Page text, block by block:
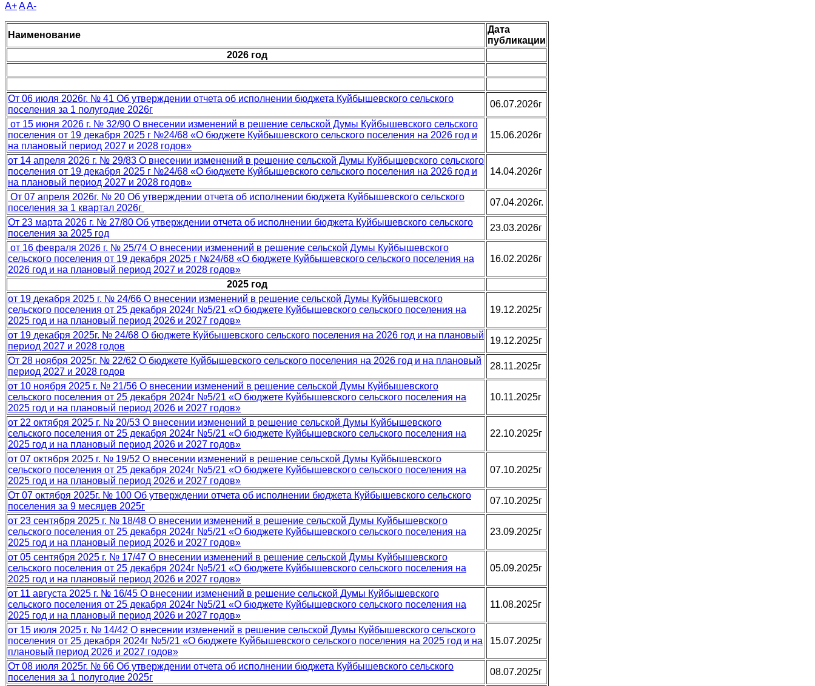
A+AA-
Наименование
Дата
публикации
2026 год
От 06 июля 2026г. № 41 Об утверждении отчета об исполнении бюджета Куйбышевского сельского
поселения за 1 полугодие 2026г
06.07.2026г
от 15 июня 2026 г. № 32/90 О внесении изменений в решение сельской Думы Куйбышевского сельского
поселения от 19 декабря 2025 г №24/68 «О бюджете Куйбышевского сельского поселения на 2026 год и
на плановый период 2027 и 2028 годов»
15.06.2026г
от 14 апреля 2026 г. № 29/83 О внесении изменений в решение сельской Думы Куйбышевского сельского
поселения от 19 декабря 2025 г №24/68 «О бюджете Куйбышевского сельского поселения на 2026 год и
на плановый период 2027 и 2028 годов»
14.04.2026г
От 07 апреля 2026г. № 20 Об утверждении отчета об исполнении бюджета Куйбышевского сельского
поселения за 1 квартал 2026г
07.04.2026г.
От 23 марта 2026 г. № 27/80 Об утверждении отчета об исполнении бюджета Куйбышевского сельского
поселения за 2025 год
23.03.2026г
от 16 февраля 2026 г. № 25/74 О внесении изменений в решение сельской Думы Куйбышевского
сельского поселения от 19 декабря 2025 г №24/68 «О бюджете Куйбышевского сельского поселения на
2026 год и на плановый период 2027 и 2028 годов»
16.02.2026г
2025 год
от 19 декабря 2025 г. № 24/66 О внесении изменений в решение сельской Думы Куйбышевского
сельского поселения от 25 декабря 2024г №5/21 «О бюджете Куйбышевского сельского поселения на
2025 год и на плановый период 2026 и 2027 годов»
19.12.2025г
от 19 декабря 2025г. № 24/68 О бюджете Куйбышевского сельского поселения на 2026 год и на плановый
период 2027 и 2028 годов
19.12.2025г
От 28 ноября 2025г. № 22/62 О бюджете Куйбышевского сельского поселения на 2026 год и на плановый
период 2027 и 2028 годов
28.11.2025г
от 10 ноября 2025 г. № 21/56 О внесении изменений в решение сельской Думы Куйбышевского
сельского поселения от 25 декабря 2024г №5/21 «О бюджете Куйбышевского сельского поселения на
2025 год и на плановый период 2026 и 2027 годов»
10.11.2025г
от 22 октября 2025 г. № 20/53 О внесении изменений в решение сельской Думы Куйбышевского
сельского поселения от 25 декабря 2024г №5/21 «О бюджете Куйбышевского сельского поселения на
2025 год и на плановый период 2026 и 2027 годов»
22.10.2025г
от 07 октября 2025 г. № 19/52 О внесении изменений в решение сельской Думы Куйбышевского
сельского поселения от 25 декабря 2024г №5/21 «О бюджете Куйбышевского сельского поселения на
2025 год и на плановый период 2026 и 2027 годов»
07.10.2025г
От 07 октября 2025г. № 100 Об утверждении отчета об исполнении бюджета Куйбышевского сельского
поселения за 9 месяцев 2025г
07.10.2025г
от 23 сентября 2025 г. № 18/48 О внесении изменений в решение сельской Думы Куйбышевского
сельского поселения от 25 декабря 2024г №5/21 «О бюджете Куйбышевского сельского поселения на
2025 год и на плановый период 2026 и 2027 годов»
23.09.2025г
от 05 сентября 2025 г. № 17/47 О внесении изменений в решение сельской Думы Куйбышевского
сельского поселения от 25 декабря 2024г №5/21 «О бюджете Куйбышевского сельского поселения на
2025 год и на плановый период 2026 и 2027 годов»
05.09.2025г
от 11 августа 2025 г. № 16/45 О внесении изменений в решение сельской Думы Куйбышевского
сельского поселения от 25 декабря 2024г №5/21 «О бюджете Куйбышевского сельского поселения на
2025 год и на плановый период 2026 и 2027 годов»
11.08.2025г
от 15 июля 2025 г. № 14/42 О внесении изменений в решение сельской Думы Куйбышевского сельского
поселения от 25 декабря 2024г №5/21 «О бюджете Куйбышевского сельского поселения на 2025 год и на
плановый период 2026 и 2027 годов»
15.07.2025г
От 08 июля 2025г. № 66 Об утверждении отчета об исполнении бюджета Куйбышевского сельского
поселения за 1 полугодие 2025г
08.07.2025г